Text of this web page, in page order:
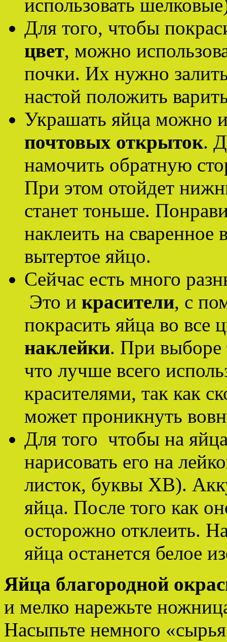
использовать
Для того, чтобы
цвет, можно
почки. Их нужно
настой положить
Украшать яйца можно
почтовых открыток.
намочить обратную
При этом отойдет
станет тоньше.
наклеить на
вытертое яйцо.
Сейчас есть много
Это и красители, с
покрасить яйца во все
наклейки. При выборе
что лучше всего
красителями, так как
может проникнуть
Для того чтобы на
нарисовать его на
листок, буквы ХВ).
яйца. После того как
осторожно отклеить.
яйца останется белое
Яйца благородной
и мелко нарежьте
Насыпьте немного